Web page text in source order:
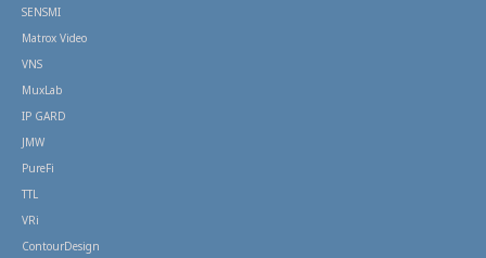
SENSMI
Matrox Video
VNS
MuxLab
IP GARD
JMW
PureFi
TTL
VRi
ContourDesign